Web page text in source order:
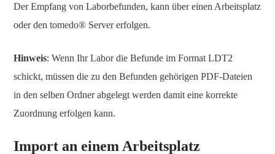
Der Empfang von Laborbefunden, kann über einen Arbeitsplatz
oder den tomedo® Server erfolgen.
Hinweis: Wenn Ihr Labor die Befunde im Format LDT2
schickt, müssen die zu den Befunden gehörigen PDF-Dateien
in den selben Ordner abgelegt werden damit eine korrekte
Zuordnung erfolgen kann.
Import an einem Arbeitsplatz